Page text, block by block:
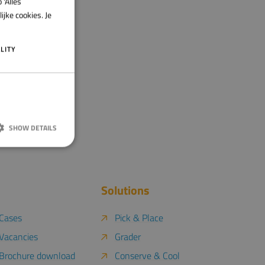
Cases
Brochure download
Solutions
Pick & Place
Grader
Conserve & Cool
cookies. Je
SHOW DETAILS
accountbeheer.
van de
met de site op
van